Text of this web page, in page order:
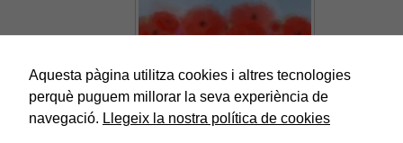
Aquesta pàgina utilitza cookies i altres tecnologies
perquè puguem millorar la seva experiència de
navegació. Llegeix la nostra política de cookies